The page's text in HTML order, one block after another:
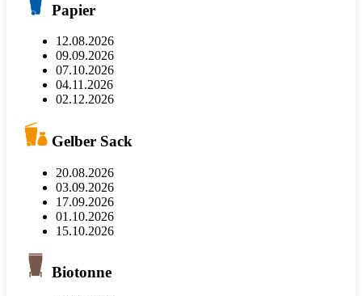
Papier
12.08.2026
09.09.2026
07.10.2026
04.11.2026
02.12.2026
Gelber Sack
20.08.2026
03.09.2026
17.09.2026
01.10.2026
15.10.2026
Biotonne